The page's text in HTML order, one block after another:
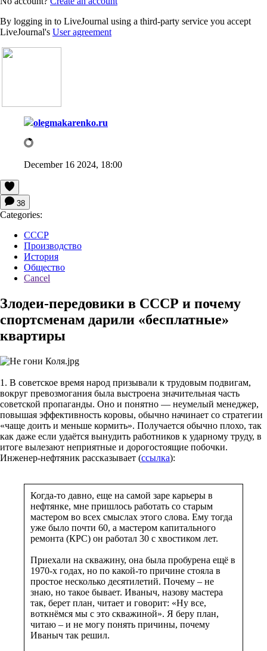
By logging in to LiveJournal using a third-party service you accept
LiveJournal's User agreement
olegmakarenko.ru
December 16 2024, 18:00
38
Categories:
СССР
Производство
История
Общество
Cancel
Злодеи-передовики в СССР и почему
спортсменам дарили «бесплатные»
квартиры
1. В советское время народ призывали к трудовым подвигам,
вокруг превозмогания была выстроена значительная часть
советской пропаганды. Оно и понятно — неумелый менеджер,
повышая эффективность коровы, обычно начинает со стратегии
«чаще доить и меньше кормить». Получается обычно плохо, так
как даже если удаётся вынудить работников к ударному труду, в
итоге вылезают неприятные и дорогостоящие побочки.
Инженер-нефтяник рассказывает (ссылка):
Когда-то давно, еще на самой заре карьеры в
нефтянке, мне пришлось работать со старым
мастером во всех смыслах этого слова. Ему тогда
уже было почти 60, а мастером капитального
ремонта (КРС) он работал 30 с хвостиком лет.
Приехали на скважину, она была пробурена ещё в
1970-х годах, но по какой-то причине стояла в
простое несколько десятилетий. Почему – не
знаю, но такое бывает. Иваныч, назову мастера
так, берет план, читает и говорит: «Ну все,
воткнёмся мы с это скважиной». Я беру план,
читаю – и не могу понять причины, почему
Иваныч так решил.